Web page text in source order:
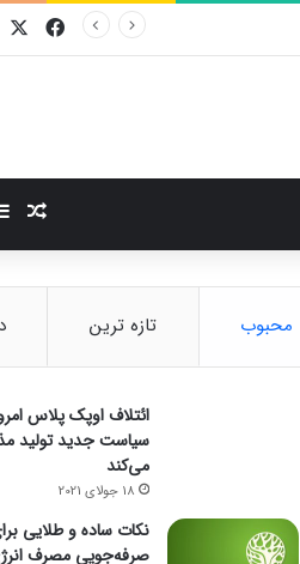
محبوب تازه ترین
ائتلاف اوپک پلاس
سیاست جدید تولید
می‌کند
18 جولای 2021
نکات ساده و طلایی
صرفه‌جویی مصرف